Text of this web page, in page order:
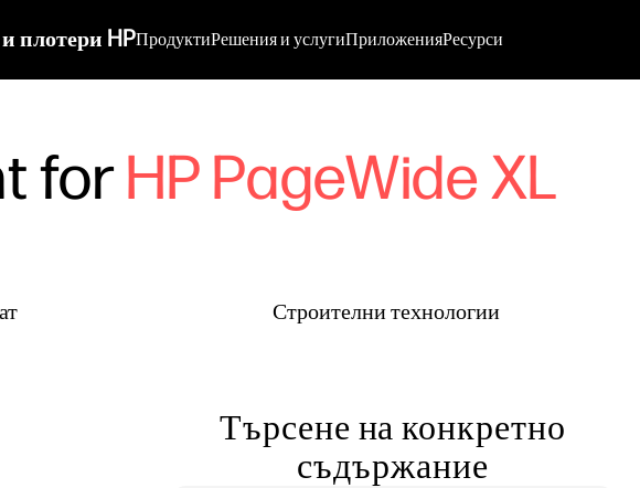
плотери HPПродуктиРешения и услугиПриложенияРесурси
forHP PageWide XL
Строителни технологии
Търсене на конкретно
съдържание